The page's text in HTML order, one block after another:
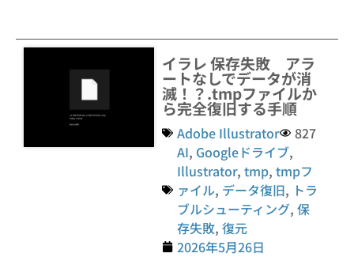
イラレ 保存失敗 アラ
ートなしでデータが消
滅！？.tmpファイルか
ら完全復旧する手順
Adobe Illustrator
827
AI, Googleドライブ,
Illustrator,tmp,tmpフ
ァイル, データ復旧, トラ
ブルシューティング,保
存失敗,復元
2026年5月26日